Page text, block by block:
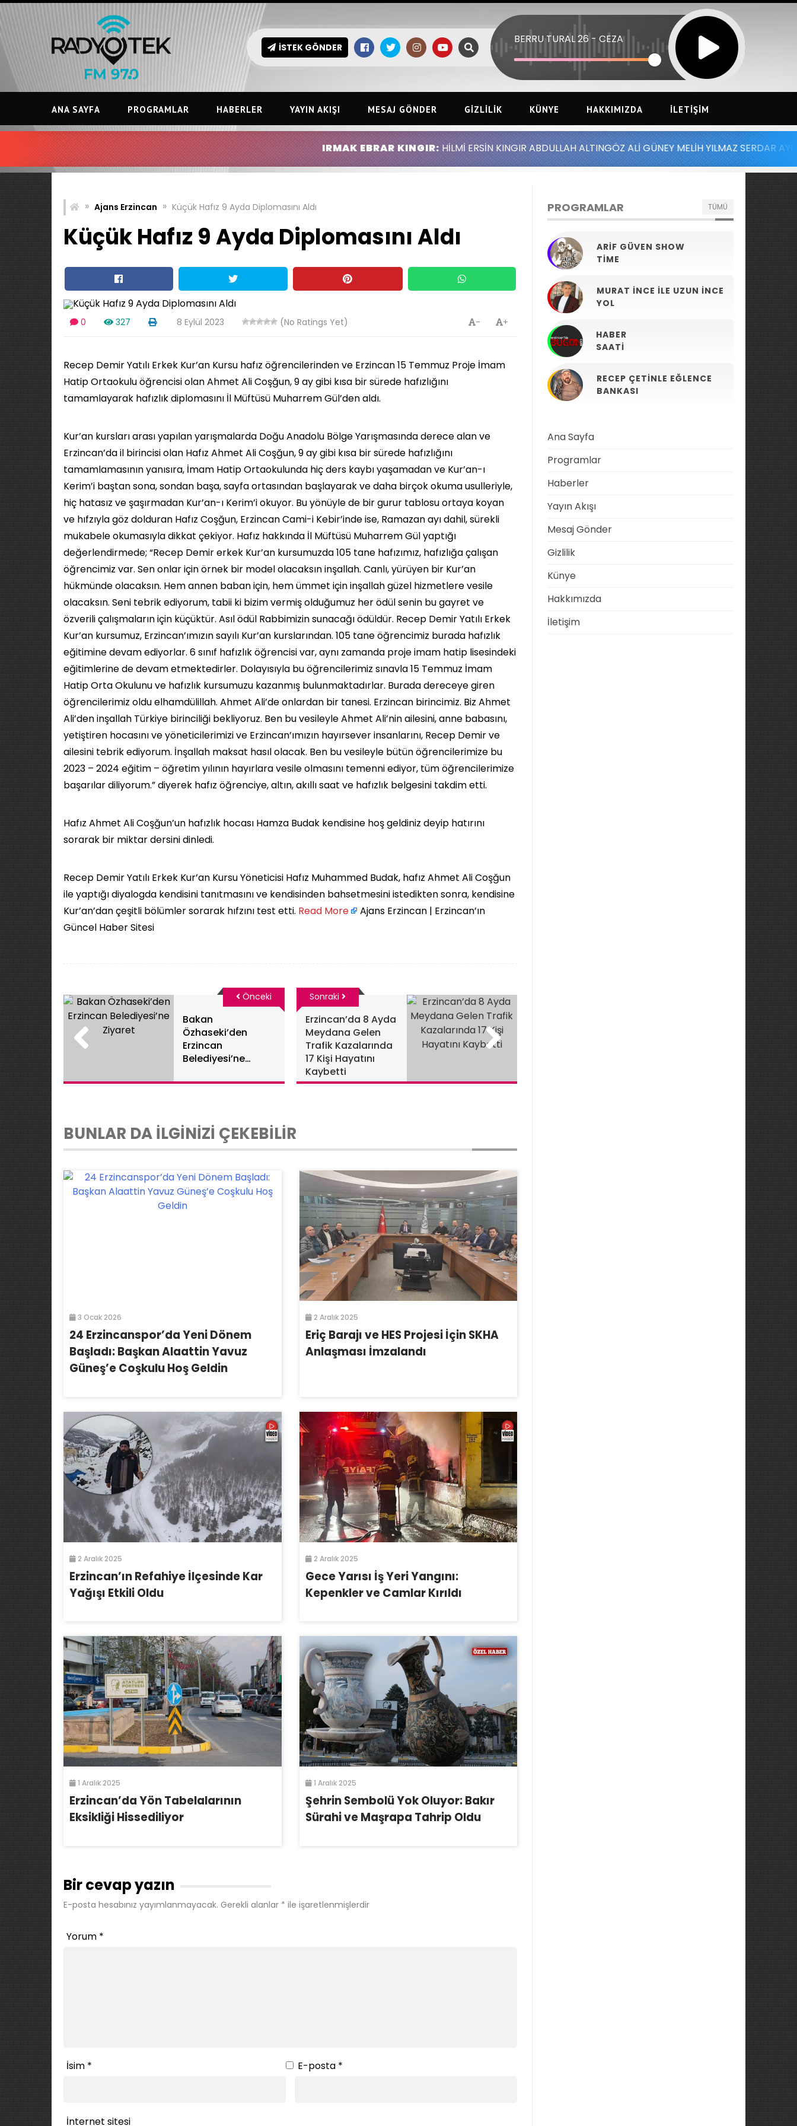
Skip
to
content
İSTEK GÖNDER
BERRU TURAL 26 - CEZA
ANA SAYFA PROGRAMLAR HABERLER YAYIN AKIŞI MESAJ GÖNDER GIZLILIK KÜNYE HAKKIMIZDA İLETIŞIM
IRMAK EBRAR KINGIR:HİLMİ ERSİN KINGIR ABDULLAH ALTINGÖZ ALİ GÜNEY MELİH YILMAZ SERDAR AYDIN BATUHAN
» Ajans Erzincan » Küçük Hafız 9 Ayda Diplomasını Aldı
Küçük Hafız 9 Ayda Diplomasını Aldı
0 327 8 Eylül 2023 (No Ratings Yet) +
-
Recep Demir Yatılı Erkek Kur’an Kursu hafız öğrencilerinden ve Erzincan 15 Temmuz Proje İmam
Hatip Ortaokulu öğrencisi olan Ahmet Ali Coşğun, 9 ay gibi kısa bir sürede hafızlığını
tamamlayarak hafızlık diplomasını İl Müftüsü Muharrem Gül’den aldı.
Kur’an kursları arası yapılan yarışmalarda Doğu Anadolu Bölge Yarışmasında derece alan ve
Erzincan’da il birincisi olan Hafız Ahmet Ali Coşğun, 9 ay gibi kısa bir sürede hafızlığını
tamamlamasının yanısıra, İmam Hatip Ortaokulunda hiç ders kaybı yaşamadan ve Kur’an-ı
Kerim’i baştan sona, sondan başa, sayfa ortasından başlayarak ve daha birçok okuma usulleriyle,
hiç hatasız ve şaşırmadan Kur’an-ı Kerim’i okuyor. Bu yönüyle de bir gurur tablosu ortaya koyan
ve hıfzıyla göz dolduran Hafız Coşğun, Erzincan Cami-i Kebir’inde ise, Ramazan ayı dahil, sürekli
mukabele okumasıyla dikkat çekiyor. Hafız hakkında İl Müftüsü Muharrem Gül yaptığı
değerlendirmede; “Recep Demir erkek Kur’an kursumuzda 105 tane hafızımız, hafızlığa çalışan
öğrencimiz var. Sen onlar için örnek bir model olacaksın inşallah. Canlı, yürüyen bir Kur’an
hükmünde olacaksın. Hem annen baban için, hem ümmet için inşallah güzel hizmetlere vesile
olacaksın. Seni tebrik ediyorum, tabii ki bizim vermiş olduğumuz her ödül senin bu gayret ve
özverili çalışmaların için küçüktür. Asıl ödül Rabbimizin sunacağı ödüldür. Recep Demir Yatılı Erkek
Kur’an kursumuz, Erzincan’ımızın sayılı Kur’an kurslarından. 105 tane öğrencimiz burada hafızlık
eğitimine devam ediyorlar. 6 sınıf hafızlık öğrencisi var, aynı zamanda proje imam hatip lisesindeki
eğitimlerine de devam etmektedirler. Dolayısıyla bu öğrencilerimiz sınavla 15 Temmuz İmam
Hatip Orta Okulunu ve hafızlık kursumuzu kazanmış bulunmaktadırlar. Burada dereceye giren
öğrencilerimiz oldu elhamdülillah. Ahmet Ali’de onlardan bir tanesi. Erzincan birincimiz. Biz Ahmet
Ali’den inşallah Türkiye birinciliği bekliyoruz. Ben bu vesileyle Ahmet Ali’nin ailesini, anne babasını,
yetiştiren hocasını ve yöneticilerimizi ve Erzincan’ımızın hayırsever insanlarını, Recep Demir ve
ailesini tebrik ediyorum. İnşallah maksat hasıl olacak. Ben bu vesileyle bütün öğrencilerimize bu
2023 – 2024 eğitim – öğretim yılının hayırlara vesile olmasını temenni ediyor, tüm öğrencilerimize
başarılar diliyorum.” diyerek hafız öğrenciye, altın, akıllı saat ve hafızlık belgesini takdim etti.
Hafız Ahmet Ali Coşğun’un hafızlık hocası Hamza Budak kendisine hoş geldiniz deyip hatırını
sorarak bir miktar dersini dinledi.
Recep Demir Yatılı Erkek Kur’an Kursu Yöneticisi Hafız Muhammed Budak, hafız Ahmet Ali Coşğun
ile yaptığı diyalogda kendisini tanıtmasını ve kendisinden bahsetmesini istedikten sonra, kendisine
Kur’an’dan çeşitli bölümler sorarak hıfzını test etti. ​ Read More
Ajans Erzincan | Erzincan’ın
Güncel Haber Sitesi
Bakan
Özhaseki’den
Erzincan
Belediyesi’ne
Önceki
Erzincan’da 8 Ayda
Meydana Gelen
Trafik Kazalarında
17 Kişi Hayatını
Kaybetti
Sonraki
BUNLAR DA İLGİNİZİ ÇEKEBİLİR
3 Ocak 2026
24 Erzincanspor’da Yeni Dönem
Başladı: Başkan Alaattin Yavuz
Güneş’e Coşkulu Hoş Geldin
2 Aralık 2025
Eriç Barajı ve HES Projesi İçin SKHA
Anlaşması İmzalandı
2 Aralık 2025
Erzincan’ın Refahiye İlçesinde Kar
Yağışı Etkili Oldu
2 Aralık 2025
Gece Yarısı İş Yeri Yangını:
Kepenkler ve Camlar Kırıldı
1 Aralık 2025
Erzincan’da Yön Tabelalarının
Eksikliği Hissediliyor
1 Aralık 2025
Şehrin Sembolü Yok Oluyor: Bakır
Sürahi ve Maşrapa Tahrip Oldu
Bir cevap yazın
E-posta hesabınız yayımlanmayacak. Gerekli alanlar * ile işaretlenmişlerdir
Yorum *
İsim * E-posta *
İnternet sitesi
PROGRAMLAR TÜMÜ
ARIF GÜVEN SHOW
TIME
MURAT İNCE ILE UZUN İNCE
YOL
HABER
SAATI
RECEP ÇETINLE EĞLENCE
BANKASI
Ana Sayfa
Programlar
Haberler
Yayın Akışı
Mesaj Gönder
Gizlilik
Künye
Hakkımızda
İletişim